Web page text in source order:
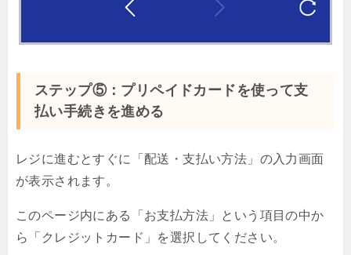
ステップ⑤：プリペイドカードを使って支
払い手続きを進める
レジに進むとすぐに「配送・支払い方法」の入力画面
が表示されます。
このページ内にある「お支払方法」という項目の中か
ら「クレジットカード」を選択してください。